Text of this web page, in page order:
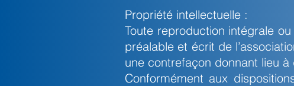
Propriété intellectuelle :
Toute reproduction intégrale
préalable et écrit de
une contrefaçon donnant lieu
Conformément aux